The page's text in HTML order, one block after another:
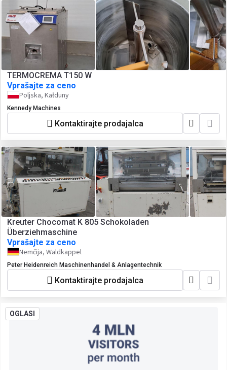
TERMOCREMA T150 W
Vprašajte za ceno
Poljska, Kałduny
Kennedy Machines
Kontaktirajte prodajalca
Kreuter Chocomat K 805 Schokoladen
Überziehmaschine
Vprašajte za ceno
Nemčija, Waldkappel
Peter Heidenreich Maschinenhandel & Anlagentechnik
Kontaktirajte prodajalca
OGLASI